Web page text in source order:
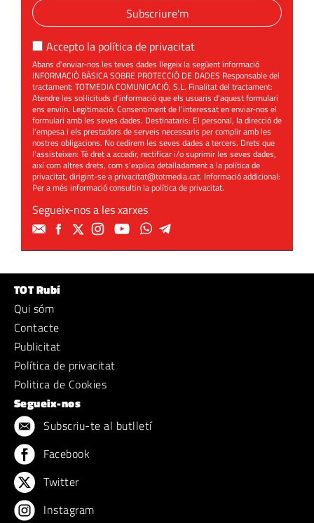
Subscriure'm
Accepto la política de privacitat
Abans d'enviar-nos les teves dades llegeix la següent informació
INFORMACIÓ BÀSICA SOBRE PROTECCIÓ DE DADES Responsable del
tractament: TOTMEDIA COMUNICACIÓ, S.L. Finalitat del tractament:
Atendre les sol·licituds d'informació que els usuaris d'aquest formulari
ens enviïn. Legitimació: Consentiment de l'interessat en enviar-nos el
formulari amb les seves dades. Destinataris: El personal, la direcció de
l'empesa i els prestadors de serveis necessaris per complir amb les
nostres obligacions. No cedirem les seves dades a tercers. Drets que
l'assisteixen: Té dret a accedir, rectificar i/o suprimir les seves dades,
així com altres drets, com s'explica detalladament a la política de
privacitat, dirigint-se aprivacitat@totmedia.cat. Informació addicional:
Per a més informació consultin lapolítica de privacitat.
Segueix-nos a les xarxes
TOT Rubí
Qui sóm
Contacte
Publicitat
Política de privacitat
Politica de Cookies
Segueix-nos
Subscriu-te al butlletí
Facebook
Twitter
Instagram